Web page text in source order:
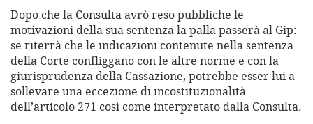
Dopo che la Consulta avrò reso pubbliche le
motivazioni della sua sentenza la palla passerà al Gip:
se riterrà che le indicazioni contenute nella sentenza
della Corte confliggano con le altre norme e con la
giurisprudenza della Cassazione, potrebbe esser lui a
sollevare una eccezione di incostituzionalità
dell’articolo 271 così come interpretato dalla Consulta.